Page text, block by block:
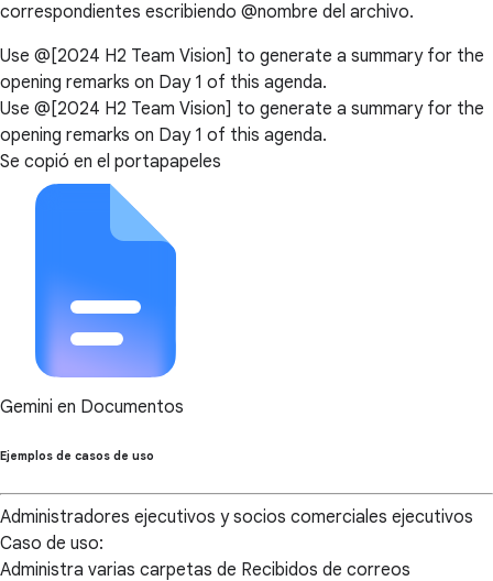
correspondientes escribiendo @nombre del archivo.
Use @[2024 H2 Team Vision] to generate a summary for the
opening remarks on Day 1 of this agenda.
Use @[2024 H2 Team Vision] to generate a summary for the
opening remarks on Day 1 of this agenda.
Se copió en el portapapeles
Gemini en Documentos
Ejemplos de casos de uso
Administradores ejecutivos y socios comerciales ejecutivos
Caso de uso:
Administra varias carpetas de Recibidos de correos